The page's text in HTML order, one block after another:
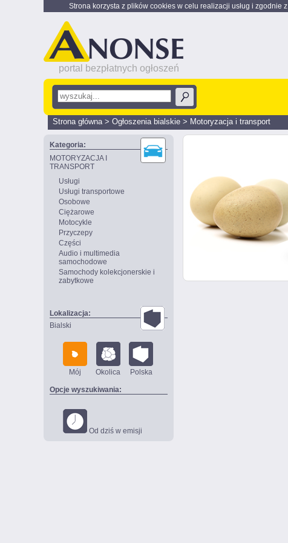
Strona korzysta z plików cookies w celu realizacji usług i zgodnie z
portal bezpłatnych ogłoszeń
Strona główna> Ogłoszenia bialskie > Motoryzacja i transport
Kategoria:
MOTORYZACJA I
TRANSPORT
Usługi
Usługi transportowe
Osobowe
Ciężarowe
Motocykle
Przyczepy
Części
Audio i multimedia
samochodowe
Samochody kolekcjonerskie i
zabytkowe
Lokalizacja:
Bialski
Mój Okolica Polska
Opcje wyszukiwania:
Od dziś w emisji